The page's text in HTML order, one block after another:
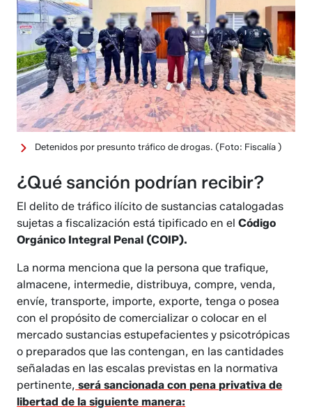
Detenidos por presunto tráfico de drogas. (Foto: Fiscalía )
¿Qué sanción podrían recibir?
El delito de tráfico ilícito de sustancias catalogadas
sujetas a fiscalización está tipificado en elCódigo
Orgánico Integral Penal (COIP).
La norma menciona que la persona que trafique,
almacene, intermedie, distribuya, compre, venda,
envíe, transporte, importe, exporte, tenga o posea
con el propósito de comercializar o colocar en el
mercado sustancias estupefacientes y psicotrópicas
o preparados que las contengan, en las cantidades
señaladas en las escalas previstas en la normativa
pertinente, será sancionada con pena privativa de
libertad de la siguiente manera: